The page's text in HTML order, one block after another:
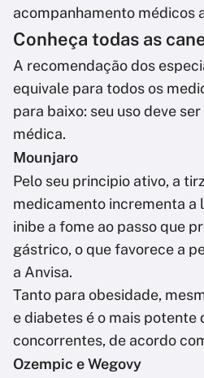
acompanhamento médicos
Conheça todas as
A recomendação dos
equivale para todos os
para baixo: seu uso deve
médica.
Mounjaro
Pelo seu principio ativo, a
medicamento incrementa a
inibe a fome ao passo que
gástrico, o que favorece a
a Anvisa.
Tanto para obesidade,
e diabetes é o mais potente
concorrentes, de acordo
Ozempic e Wegovy